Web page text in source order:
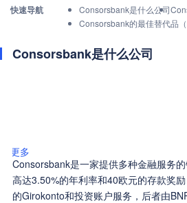
快速导航 Consorsbank是什么公司
Consorsbank的最佳替代品（
Consorsbank是什么公司
更多
Consorsbank是一家提供多种金融服务
高达3.50%的年利率和40欧元的存款奖
的Girokonto和投资账户服务，后者由